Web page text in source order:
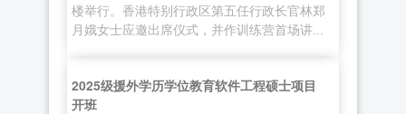
楼举行。香港特别行政区第五任行政长官林郑
月娥女士应邀出席仪式，并作训练营首场讲...
2025级援外学历学位教育软件工程硕士项目
开班